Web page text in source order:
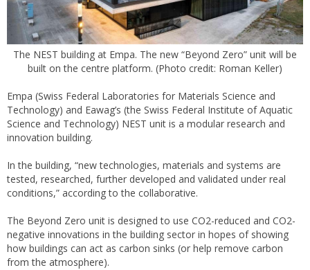
The NEST building at Empa. The new “Beyond Zero” unit will be
built on the centre platform. (Photo credit: Roman Keller)
Empa (Swiss Federal Laboratories for Materials Science and
Technology) and Eawag’s (the Swiss Federal Institute of Aquatic
Science and Technology) NEST unit is a modular research and
innovation building.
In the building, “new technologies, materials and systems are
tested, researched, further developed and validated under real
conditions,” according to the collaborative.
The Beyond Zero unit is designed to use CO2-reduced and CO2-
negative innovations in the building sector in hopes of showing
how buildings can act as carbon sinks (or help remove carbon
from the atmosphere).